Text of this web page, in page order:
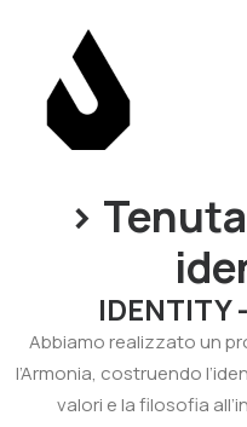
>
IDENTITY
Abbiamo realizzato un
l’Armonia, costruendo
valori e la filosofia